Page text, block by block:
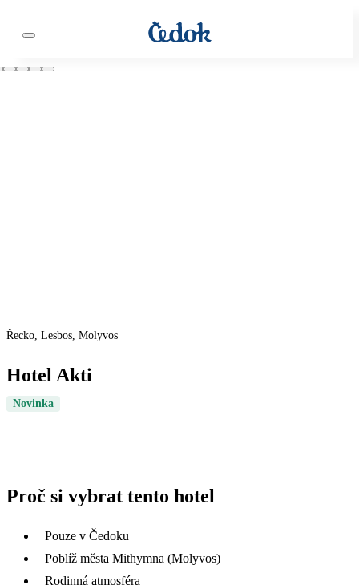
Řecko, Lesbos, Molyvos
Hotel Akti
Novinka
Proč si vybrat tento hotel
Pouze v Čedoku
Poblíž města Mithymna (Molyvos)
Rodinná atmosféra